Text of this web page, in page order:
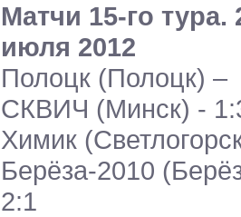
Матчи 15-го тура.
июля 2012
Полоцк (Полоцк) –
СКВИЧ (Минск) -
Химик
Берёза-2010
2:1